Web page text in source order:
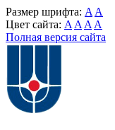
Размер шрифта: A A
Цвет сайта: A A A A
Полная версия сайта